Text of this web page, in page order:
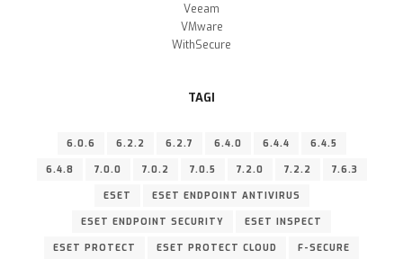
Veeam
VMware
WithSecure
TAGI
6.0.6 6.2.2 6.2.7 6.4.0 6.4.4 6.4.5
6.4.8 7.0.0 7.0.2 7.0.5 7.2.0 7.2.2 7.6.3
ESET ESET ENDPOINT ANTIVIRUS
ESET ENDPOINT SECURITY ESET INSPECT
ESET PROTECT ESET PROTECT CLOUD F-SECURE